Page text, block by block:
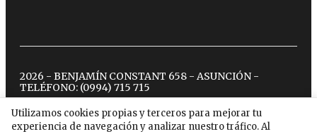
Utilizamos cookies propias y terceros para mejorar tu
experiencia de navegación y analizar nuestro tráfico. Al
2026 - BENJAMÍN CONSTANT 658 - ASUNCIÓN -
TELÉFONO: (0994) 715 715